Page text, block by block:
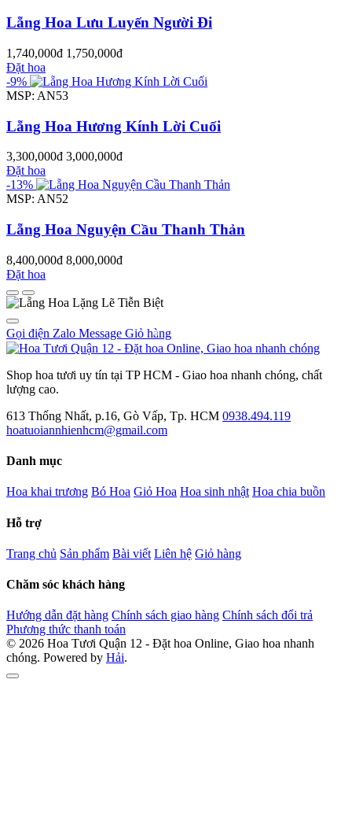
Lẵng Hoa Lưu Luyến Người Đi
1,740,000đ 1,750,000đ
Đặt hoa
-9%
MSP: AN53
Lẵng Hoa Hương Kính Lời Cuối
3,300,000đ 3,000,000đ
Đặt hoa
-13%
MSP: AN52
Lẵng Hoa Nguyện Cầu Thanh Thản
8,400,000đ 8,000,000đ
Đặt hoa
Gọi điện Zalo Message 0
Giỏ hàng
Shop hoa tươi uy tín tại TP HCM - Giao hoa nhanh chóng, chất
lượng cao.
613 Thống Nhất, p.16, Gò Vấp, Tp. HCM 0938.494.119
hoatuoiannhienhcm@gmail.com
Danh mục
Hoa khai trương Bó Hoa Giỏ Hoa Hoa sinh nhật Hoa chia buồn
Hỗ trợ
Trang chủ Sản phẩm Bài viết Liên hệ Giỏ hàng
Chăm sóc khách hàng
Hướng dẫn đặt hàng Chính sách giao hàng Chính sách đổi trả
Phương thức thanh toán
© 2026 Hoa Tươi Quận 12 - Đặt hoa Online, Giao hoa nhanh
chóng. Powered by Hải.